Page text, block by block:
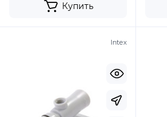
Купить
Intex